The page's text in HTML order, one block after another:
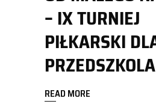
– IX TURNIEJ
PIŁKARSKI
READ MORE